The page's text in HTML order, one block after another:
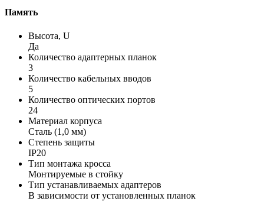
Память
Высота, U
Да
Количество адаптерных планок
3
Количество кабельных вводов
5
Количество оптических портов
24
Материал корпуса
Сталь (1,0 мм)
Степень защиты
IP20
Тип монтажа кросса
Монтируемые в стойку
Тип устанавливаемых адаптеров
В зависимости от установленных планок